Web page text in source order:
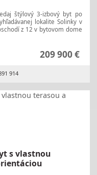
štýlový 3-izbový byt po
lokalite Solinky v
z 12 v bytovom dome
209 900 €
914
s vlastnou